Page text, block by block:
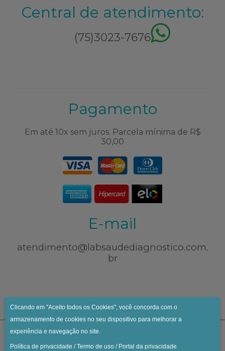
Central de atendimento:
(75)3023-7676
Pagamento
Em até 10x sem juros. Parcela mínima de R$
30,00
E-mail
atendimento@labsaudediagnostico.com.
br
Clicando em "Aceito todos os Cookies", você concorda com o
armazenamento de cookies no seu dispositivo para melhorar a
experiência e navegação no site.
Política de privacidade /Termo de uso / Portal da privacidade